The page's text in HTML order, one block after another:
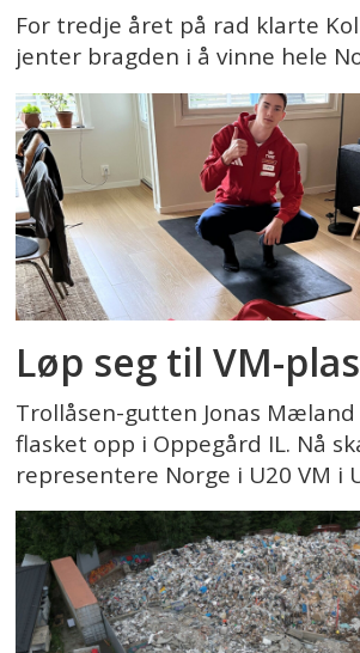
For tredje året på rad klarte
jenter bragden i å vinne hele
Løp seg til VM-
Trollåsen-gutten Jonas
flasket opp i Oppegård IL. Nå
representere Norge i U20 VM i